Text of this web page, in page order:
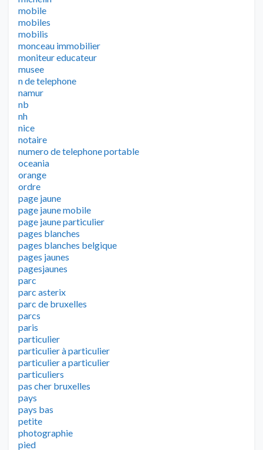
mobile
mobiles
mobilis
monceau immobilier
moniteur educateur
musee
n de telephone
namur
nb
nh
nice
notaire
numero de telephone portable
oceania
orange
ordre
page jaune
page jaune mobile
page jaune particulier
pages blanches
pages blanches belgique
pages jaunes
pagesjaunes
parc
parc asterix
parc de bruxelles
parcs
paris
particulier
particulier à particulier
particulier a particulier
particuliers
pas cher bruxelles
pays
pays bas
petite
photographie
pied